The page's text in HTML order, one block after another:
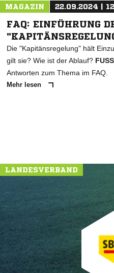
MAGAZIN 22.09.2024 |
FAQ: EINFÜHRUNG
Die "Kapitänsregelung" hält
gilt sie? Wie ist der Ablauf?
Antworten zum Thema im FAQ.
Mehr lesen
LANDESVERBAND